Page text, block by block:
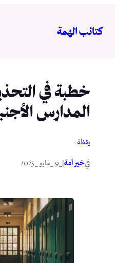
المحتوى
كتائب الهمة
خطبة في
المدارس
يقظة
فيخير أمة